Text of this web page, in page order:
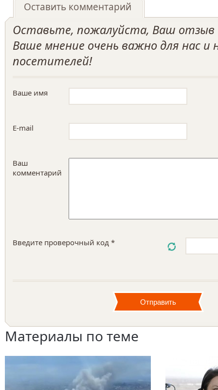
Оставить комментарий
Оставьте, пожалуйста, Ваш отзыв
Ваше мнение очень важно для нас и
посетителей!
Ваше имя
E-mail
Ваш
комментарий
Введите проверочный код *
Материалы по теме